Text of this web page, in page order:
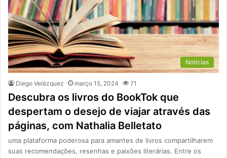
Notícias
Diego Velázquez março 15, 2024 71
Descubra os livros do BookTok que
despertam o desejo de viajar através das
páginas, com Nathalia Belletato
uma plataforma poderosa para amantes de livros compartilharem
suas recomendações, resenhas e paixões literárias. Entre os